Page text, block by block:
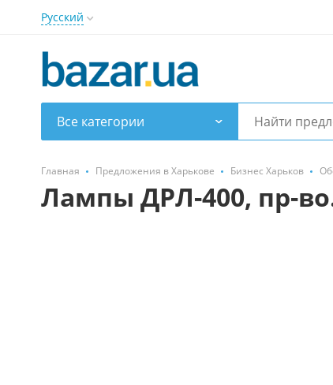
Русский
Все категории
Главная Предложения в Харькове Бизнес Харьков
Лампы ДРЛ-400, пр-